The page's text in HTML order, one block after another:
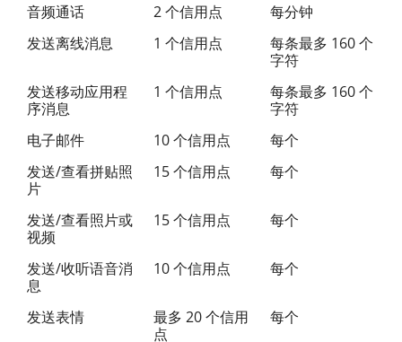
音频通话
2 个信用点
每分钟
发送离线消息
1 个信用点
每条最多 160 个
字符
发送移动应用程
序消息
1 个信用点
每条最多 160 个
字符
电子邮件
10 个信用点
每个
发送/查看拼贴照
片
15 个信用点 每个
发送/查看照片或
视频
15 个信用点 每个
发送/收听语音消
息
10 个信用点 每个
发送表情
最多 20 个信用
点
每个